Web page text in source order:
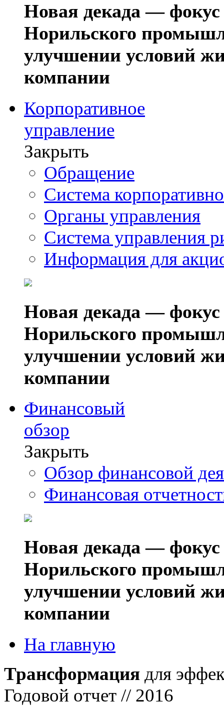
Новая декада — фокус
Норильского
улучшении условий
компании
Корпоративное
управление
Закрыть
Обращение
Система
Органы управления
Система управления
Информация для
Новая декада — фокус
Норильского
улучшении условий
компании
Финансовый
обзор
Закрыть
Обзор финансовой
Финансовая
Новая декада — фокус
Норильского
улучшении условий
компании
На главную
Трансформация для
Годовой отчет // 2016